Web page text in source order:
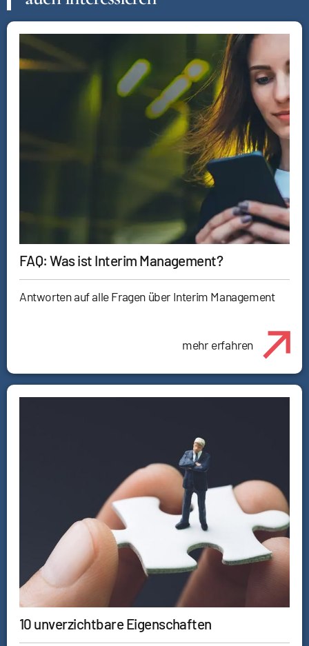
FAQ: Was ist Interim Management?
Antworten auf alle Fragen über Interim Management
mehr erfahren
10 unverzichtbare Eigenschaften